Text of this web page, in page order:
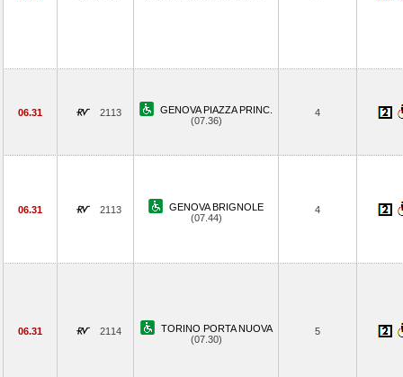
06.31 2113
GENOVA PIAZZA PRINC.
(07.36)
4
06.31 2113
GENOVA BRIGNOLE
(07.44)
4
06.31 2114
TORINO PORTA NUOVA
(07.30)
5